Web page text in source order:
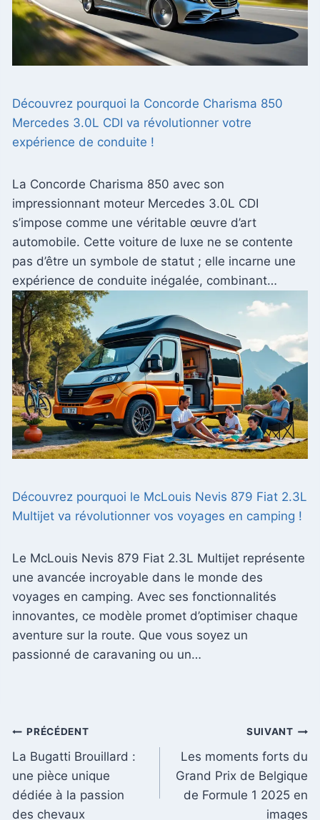
Découvrez pourquoi la Concorde Charisma 850
Mercedes 3.0L CDI va révolutionner votre
expérience de conduite !
La Concorde Charisma 850 avec son
impressionnant moteur Mercedes 3.0L CDI
s’impose comme une véritable œuvre d’art
automobile. Cette voiture de luxe ne se contente
pas d’être un symbole de statut ; elle incarne une
expérience de conduite inégalée, combinant…
Découvrez pourquoi le McLouis Nevis 879 Fiat 2.3L
Multijet va révolutionner vos voyages en camping !
Le McLouis Nevis 879 Fiat 2.3L Multijet représente
une avancée incroyable dans le monde des
voyages en camping. Avec ses fonctionnalités
innovantes, ce modèle promet d’optimiser chaque
aventure sur la route. Que vous soyez un
passionné de caravaning ou un…
Navigation
de
l’article
PRÉCÉDENT
La Bugatti Brouillard :
une pièce unique
dédiée à la passion
des chevaux
SUIVANT
Les moments forts du
Grand Prix de Belgique
de Formule 1 2025 en
images